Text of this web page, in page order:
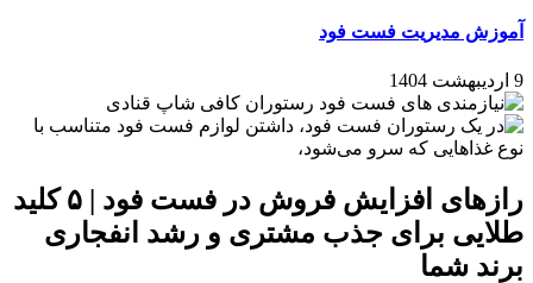
آموزش مدیریت فست فود
9 اردیبهشت 1404
رازهای افزایش فروش در فست فود | ۵ کلید
طلایی برای جذب مشتری و رشد انفجاری
برند شما